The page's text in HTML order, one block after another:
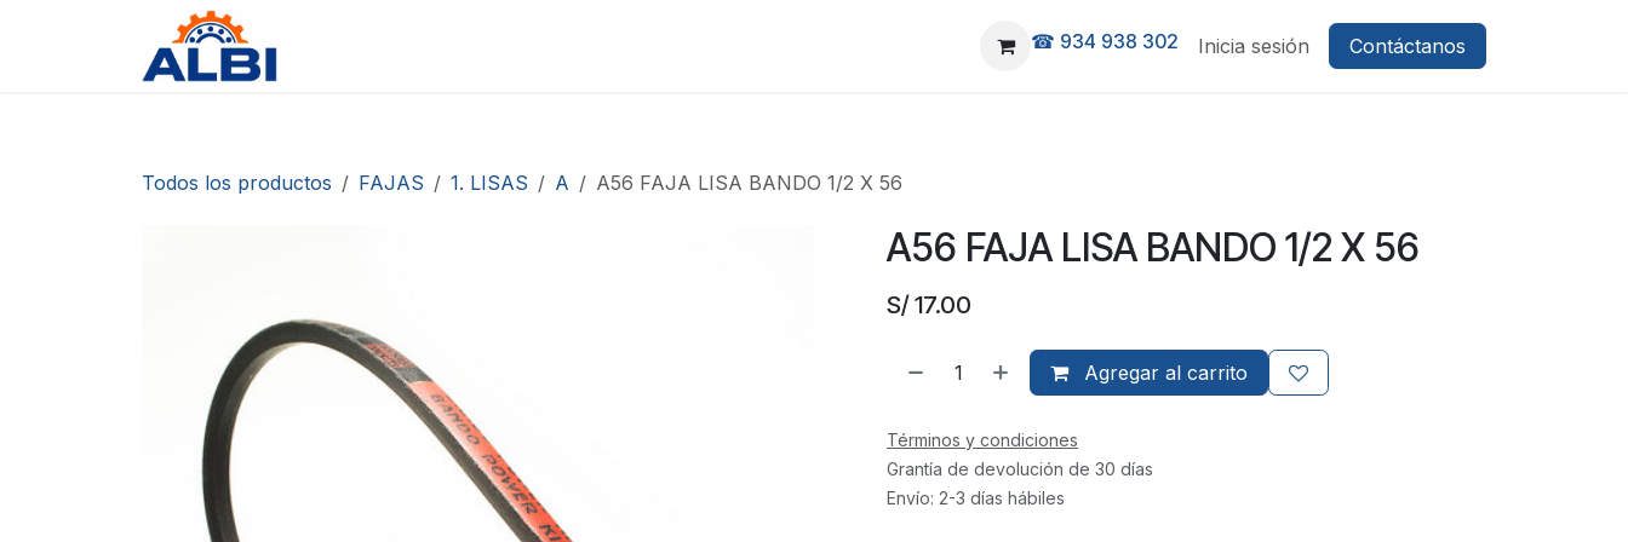
☎ 934 938 302 Inicia sesión Contáctanos
Todos los productos FAJAS 1. LISAS A A56 FAJA LISA BANDO 1/2 X 56
A56 FAJA LISA BANDO 1/2 X 56
S/17.00
Agregar al carrito
Términos y condiciones
Grantía de devolución de 30 días
Envío: 2-3 días hábiles